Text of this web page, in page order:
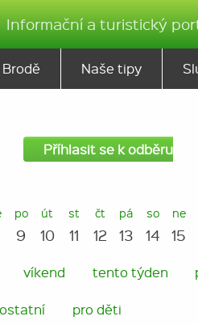
Informační a turistický
Brodě Naše tipy
Příhlasit se k odběru
po
9
út
10
st
11
čt
12
pá
13
so
14
ne
15
víkend tento týden
ostatní pro děti